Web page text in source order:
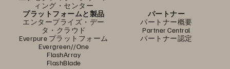
ィング・センター
プラットフォームと製品
エンタープライズ・デー
タ・クラウド
Everpure プラットフォーム
Evergreen//One
FlashArray
FlashBlade
パートナー
パートナー概要
Partner Central
パートナー認定